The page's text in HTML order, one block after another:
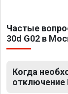
Частые
30d G02 в
Когда
отключение